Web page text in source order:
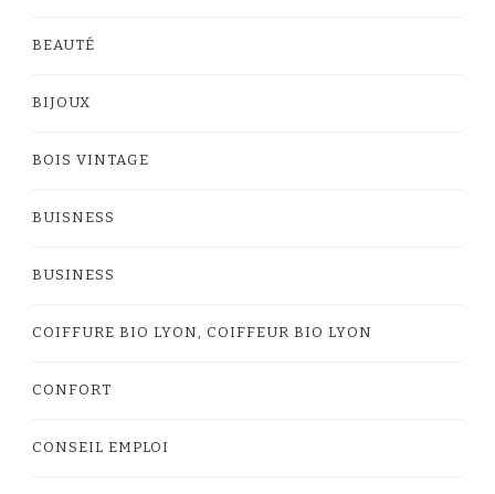
BEAUTÉ
BIJOUX
BOIS VINTAGE
BUISNESS
BUSINESS
COIFFURE BIO LYON, COIFFEUR BIO LYON
CONFORT
CONSEIL EMPLOI